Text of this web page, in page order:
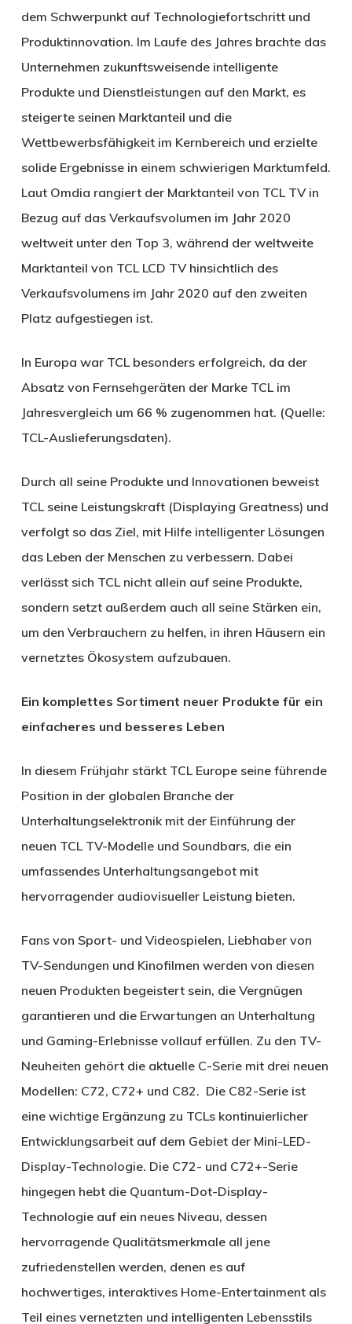
dem Schwerpunkt auf Technologiefortschritt und
Produktinnovation. Im Laufe des Jahres brachte das
Unternehmen zukunftsweisende intelligente
Produkte und Dienstleistungen auf den Markt, es
steigerte seinen Marktanteil und die
Wettbewerbsfähigkeit im Kernbereich und erzielte
solide Ergebnisse in einem schwierigen Marktumfeld.
Laut Omdia rangiert der Marktanteil von TCL TV in
Bezug auf das Verkaufsvolumen im Jahr 2020
weltweit unter den Top 3, während der weltweite
Marktanteil von TCL LCD TV hinsichtlich des
Verkaufsvolumens im Jahr 2020 auf den zweiten
Platz aufgestiegen ist.
In Europa war TCL besonders erfolgreich, da der
Absatz von Fernsehgeräten der Marke TCL im
Jahresvergleich um 66 % zugenommen hat. (Quelle:
TCL-Auslieferungsdaten).
Durch all seine Produkte und Innovationen beweist
TCL seine Leistungskraft (Displaying Greatness) und
verfolgt so das Ziel, mit Hilfe intelligenter Lösungen
das Leben der Menschen zu verbessern. Dabei
verlässt sich TCL nicht allein auf seine Produkte,
sondern setzt außerdem auch all seine Stärken ein,
um den Verbrauchern zu helfen, in ihren Häusern ein
vernetztes Ökosystem aufzubauen.
Ein komplettes Sortiment neuer Produkte für ein
einfacheres und besseres Leben
In diesem Frühjahr stärkt TCL Europe seine führende
Position in der globalen Branche der
Unterhaltungselektronik mit der Einführung der
neuen TCL TV-Modelle und Soundbars, die ein
umfassendes Unterhaltungsangebot mit
hervorragender audiovisueller Leistung bieten.
Fans von Sport- und Videospielen, Liebhaber von
TV-Sendungen und Kinofilmen werden von diesen
neuen Produkten begeistert sein, die Vergnügen
garantieren und die Erwartungen an Unterhaltung
und Gaming-Erlebnisse vollauf erfüllen. Zu den TV-
Neuheiten gehört die aktuelle C-Serie mit drei neuen
Modellen: C72, C72+ und C82. Die C82-Serie ist
eine wichtige Ergänzung zu TCLs kontinuierlicher
Entwicklungsarbeit auf dem Gebiet der Mini-LED-
Display-Technologie. Die C72- und C72+-Serie
hingegen hebt die Quantum-Dot-Display-
Technologie auf ein neues Niveau, dessen
hervorragende Qualitätsmerkmale all jene
zufriedenstellen werden, denen es auf
hochwertiges, interaktives Home-Entertainment als
Teil eines vernetzten und intelligenten Lebensstils